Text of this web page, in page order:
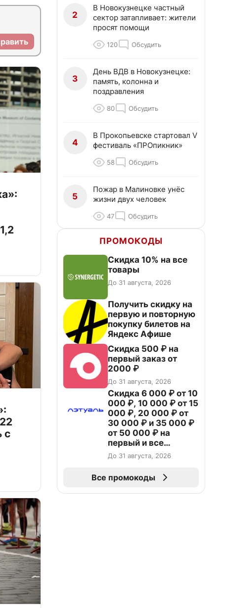
с
2
В Новокузнецке частный
сектор затапливает: жители
просят помощи
120 Обсудить
3
День ВДВ в Новокузнецке:
память, колонна и
поздравления
80 Обсудить
4
В Прокопьевске стартовал V
фестиваль «ПРОпикник»
58 Обсудить
5
Пожар в Малиновке унёс
жизни двух человек
47 Обсудить
ПРОМОКОДЫ
Скидка 10% на все
товары
До 31 августа, 2026
Получить скидку на
первую и повторную
покупку билетов на
Яндекс Афише
Скидка 500 ₽ на
первый заказ от
2000 ₽
До 31 августа, 2026
Скидка 6 000 ₽ от 10
000 ₽, 10 000 ₽ от 15
000 ₽, 20 000 ₽ от
30 000 ₽ и 35 000 ₽
от 50 000 ₽ на
первый и все
повторные заказы по
промокоду НАБЕРИ
До 31 августа, 2026
Все промокоды